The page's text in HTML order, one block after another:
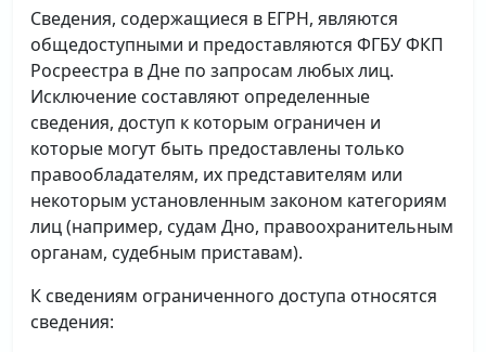
Сведения, содержащиеся в ЕГРН, являются
общедоступными и предоставляются ФГБУ ФКП
Росреестра в Дне по запросам любых лиц.
Исключение составляют определенные
сведения, доступ к которым ограничен и
которые могут быть предоставлены только
правообладателям, их представителям или
некоторым установленным законом категориям
лиц (например, судам Дно, правоохранительным
органам, судебным приставам).
К сведениям ограниченного доступа относятся
сведения: